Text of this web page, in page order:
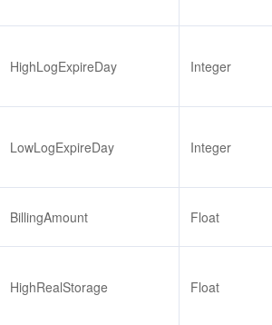
HighLogExpireDay Integer
LowLogExpireDay Integer
BillingAmount Float
HighRealStorage Float